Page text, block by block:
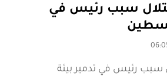
سبب رئيس في